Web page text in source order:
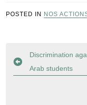
POSTED IN NOS
Navigation
de
Discrimination
Arab students